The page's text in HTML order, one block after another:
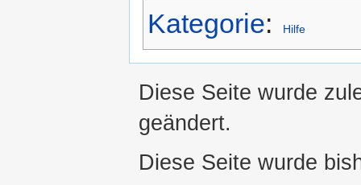
Kategorie: Hilfe
Diese Seite wurde
geändert.
Diese Seite wurde